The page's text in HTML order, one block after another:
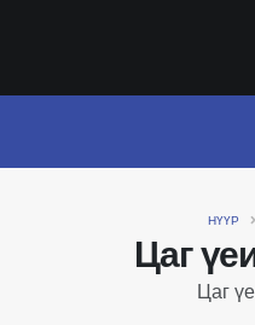
Цаг
Цаг
НҮҮР